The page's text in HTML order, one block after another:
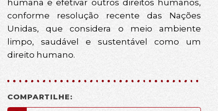
humana e efetivar outros direitos humanos,
conforme resolução recente das Nações
Unidas, que considera o meio ambiente
limpo, saudável e sustentável como um
direito humano.
COMPARTILHE: